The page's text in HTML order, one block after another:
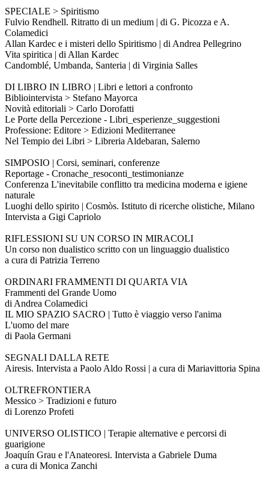
SPECIALE > Spiritismo
Fulvio Rendhell. Ritratto di un medium | di G. Picozza e A.
Colamedici
Allan Kardec e i misteri dello Spiritismo | di Andrea Pellegrino
Vita spiritica | di Allan Kardec
Candomblé, Umbanda, Santeria | di Virginia Salles
DI LIBRO IN LIBRO | Libri e lettori a confronto
Bibliointervista > Stefano Mayorca
Novità editoriali > Carlo Dorofatti
Le Porte della Percezione - Libri_esperienze_suggestioni
Professione: Editore > Edizioni Mediterranee
Nel Tempio dei Libri > Libreria Aldebaran, Salerno
SIMPOSIO | Corsi, seminari, conferenze
Reportage - Cronache_resoconti_testimonianze
Conferenza L'inevitabile conflitto tra medicina moderna e igiene
naturale
Luoghi dello spirito | Cosmòs. Istituto di ricerche olistiche, Milano
Intervista a Gigi Capriolo
RIFLESSIONI SU UN CORSO IN MIRACOLI
Un corso non dualistico scritto con un linguaggio dualistico
a cura di Patrizia Terreno
ORDINARI FRAMMENTI DI QUARTA VIA
Frammenti del Grande Uomo
di Andrea Colamedici
IL MIO SPAZIO SACRO | Tutto è viaggio verso l'anima
L'uomo del mare
di Paola Germani
SEGNALI DALLA RETE
Airesis. Intervista a Paolo Aldo Rossi | a cura di Mariavittoria Spina
OLTREFRONTIERA
Messico > Tradizioni e futuro
di Lorenzo Profeti
UNIVERSO OLISTICO | Terapie alternative e percorsi di
guarigione
Joaquín Grau e l'Anateoresi. Intervista a Gabriele Duma
a cura di Monica Zanchi